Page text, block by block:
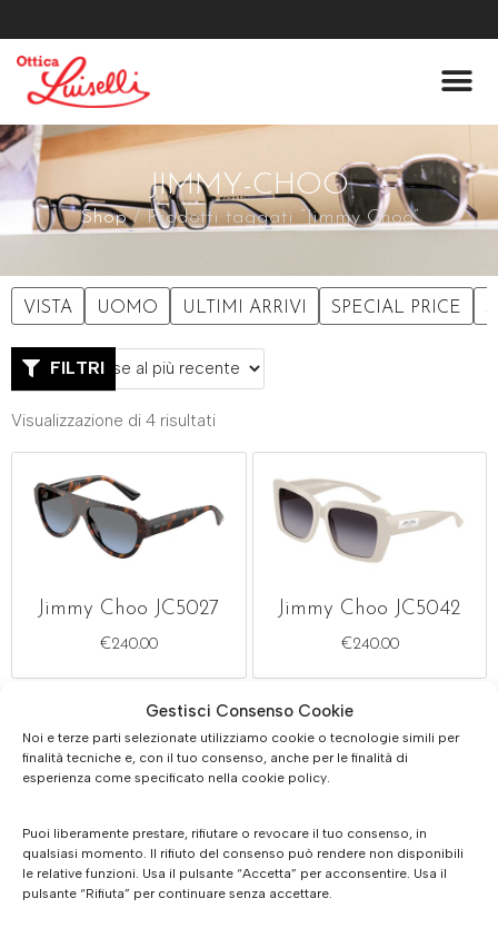
Gestisci Consenso Cookie
Noi e terze parti selezionate utilizziamo cookie o tecnologie simili per
finalità tecniche e, con il tuo consenso, anche per le finalità di
esperienza come specificato nella cookie policy.
Puoi liberamente prestare, rifiutare o revocare il tuo consenso, in
qualsiasi momento. Il rifiuto del consenso può rendere non disponibili
le relative funzioni. Usa il pulsante “Accetta” per acconsentire. Usa il
pulsante “Rifiuta” per continuare senza accettare.
JIMMY-CHOO
Shop/ Prodotti taggati “Jimmy Choo”
VISTA UOMO ULTIMI ARRIVI SPECIAL PRICE
FILTRI
Visualizzazione di 4 risultati
Jimmy Choo JC5027
€240.00
Jimmy Choo JC5042
€240.00
Jimmy Choo JC5025H
€320.00 € 260.00
Jimmy Choo JC5068U
€240.00